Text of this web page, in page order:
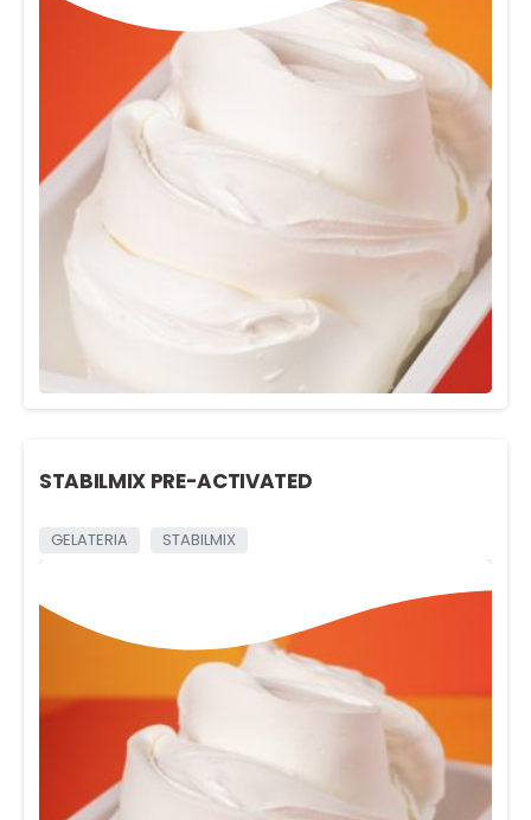
STABILMIX PRE-ACTIVATED
GELATERIA STABILMIX